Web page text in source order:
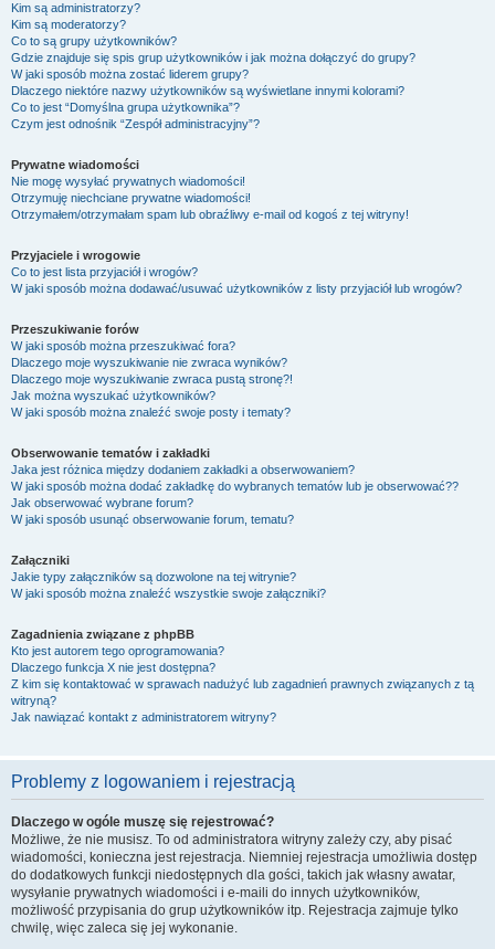
Kim są administratorzy?
Kim są moderatorzy?
Co to są grupy użytkowników?
Gdzie znajduje się spis grup użytkowników i jak można dołączyć do grupy?
W jaki sposób można zostać liderem grupy?
Dlaczego niektóre nazwy użytkowników są wyświetlane innymi kolorami?
Co to jest “Domyślna grupa użytkownika”?
Czym jest odnośnik “Zespół administracyjny”?
Prywatne wiadomości
Nie mogę wysyłać prywatnych wiadomości!
Otrzymuję niechciane prywatne wiadomości!
Otrzymałem/otrzymałam spam lub obraźliwy e-mail od kogoś z tej witryny!
Przyjaciele i wrogowie
Co to jest lista przyjaciół i wrogów?
W jaki sposób można dodawać/usuwać użytkowników z listy przyjaciół lub wrogów?
Przeszukiwanie forów
W jaki sposób można przeszukiwać fora?
Dlaczego moje wyszukiwanie nie zwraca wyników?
Dlaczego moje wyszukiwanie zwraca pustą stronę?!
Jak można wyszukać użytkowników?
W jaki sposób można znaleźć swoje posty i tematy?
Obserwowanie tematów i zakładki
Jaka jest różnica między dodaniem zakładki a obserwowaniem?
W jaki sposób można dodać zakładkę do wybranych tematów lub je obserwować??
Jak obserwować wybrane forum?
W jaki sposób usunąć obserwowanie forum, tematu?
Załączniki
Jakie typy załączników są dozwolone na tej witrynie?
W jaki sposób można znaleźć wszystkie swoje załączniki?
Zagadnienia związane z phpBB
Kto jest autorem tego oprogramowania?
Dlaczego funkcja X nie jest dostępna?
Z kim się kontaktować w sprawach nadużyć lub zagadnień prawnych związanych z tą
witryną?
Jak nawiązać kontakt z administratorem witryny?
Problemy z logowaniem i rejestracją
Dlaczego w ogóle muszę się rejestrować?
Możliwe, że nie musisz. To od administratora witryny zależy czy, aby pisać
wiadomości, konieczna jest rejestracja. Niemniej rejestracja umożliwia dostęp
do dodatkowych funkcji niedostępnych dla gości, takich jak własny awatar,
wysyłanie prywatnych wiadomości i e-maili do innych użytkowników,
możliwość przypisania do grup użytkowników itp. Rejestracja zajmuje tylko
chwilę, więc zaleca się jej wykonanie.